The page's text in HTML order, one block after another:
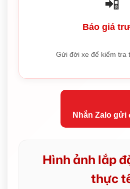
📲
Báo giá
Gửi đời xe để kiểm tra
Nhắn Zalo gửi
Hình ảnh lắp
thực